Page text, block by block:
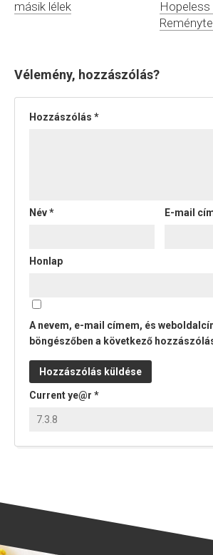
másik lélek
Hopeless
Vélemény, hozzászólás?
Hozzászólás *
Név* E-mail
Honlap
A nevem, e-mail címem, és
böngészőben a következő
Current ye@r *